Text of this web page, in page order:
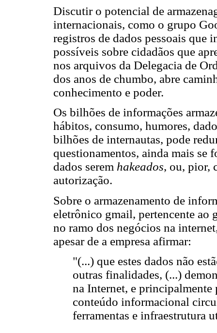
Discutir o potencial de
internacionais, como o grupo
registros de dados pessoais que
possíveis sobre cidadãos que
nos arquivos da Delegacia de
dos anos de chumbo, abre
conhecimento e poder.
Os bilhões de informações
hábitos, consumo, humores,
bilhões de internautas, pode
questionamentos, ainda mais se
dados serem hakeados, ou, pior,
autorização.
Sobre o armazenamento de
eletrônico gmail, pertencente ao
no ramo dos negócios na
apesar de a empresa afirmar:
"(...) que estes dados não
outras finalidades, (...)
na Internet, e
conteúdo informacional
ferramentas e infraestrutura